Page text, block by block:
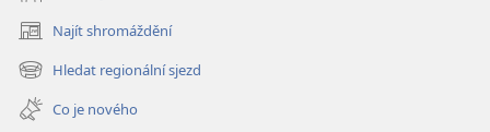
Najít shromáždění
(otevřeno
nové
okno)
Hledat regionální sjezd
(otevřeno
nové
okno)
Co je nového